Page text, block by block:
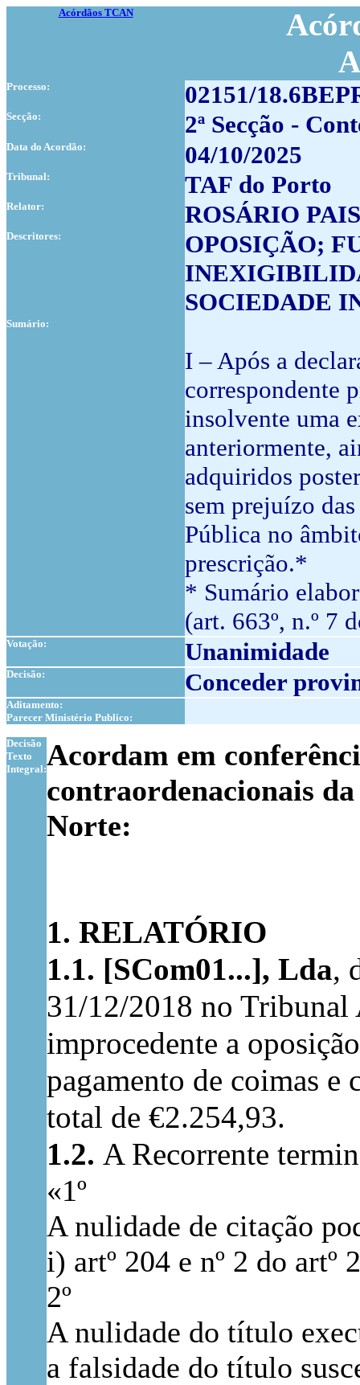
Acórdãos TCAN
Processo: 02151/
Secção: 2ª Secção -
Data do Acordão: 04/10/2025
Tribunal: TAF do Porto
Relator: ROSÁRIO PAIS
Descritores:
OPOSIÇÃO;
SOCIEDADE
Sumário:
I – Após a
correspondente
insolvente uma
anteriormente,
adquiridos
sem prejuízo
Pública no
prescrição.*
* Sumário
(art. 663º, n.º 7
Votação: Unanimidade
Decisão: Conceder
Aditamento:
Parecer Ministério Publico:
Decisão
Texto
Integral:Acordam em
contraordenacionais
Norte:
1. RELATÓRIO
1.1. [SCom01...], Lda,
31/12/2018 no
improcedente a
pagamento de coimas
total de €2.254,93.
1.2. A Recorrente
«1º
A nulidade de citação
i) artº 204 e nº 2 do artº
2º
A nulidade do título
a falsidade do título